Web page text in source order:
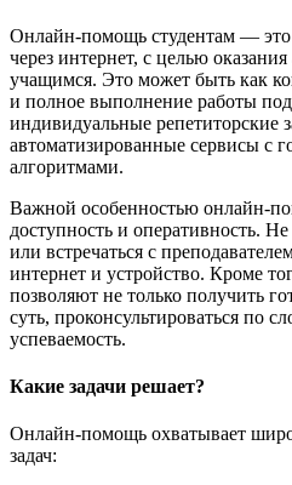
Онлайн-помощь студентам — это
через интернет, с целью
учащимся. Это может быть как
и полное выполнение работы
индивидуальные репетиторские
автоматизированные сервисы с
алгоритмами.
Важной особенностью онлайн-
доступность и оперативность.
или встречаться с
интернет и устройство. Кроме
позволяют не только получить
суть, проконсультироваться по
успеваемость.
Какие задачи решает?
Онлайн-помощь охватывает
задач: